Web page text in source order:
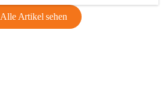
Alle Artikel sehen